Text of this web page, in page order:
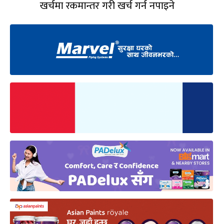
खर्चमा रकमान्तर गरी खर्च गर्न नपाइने